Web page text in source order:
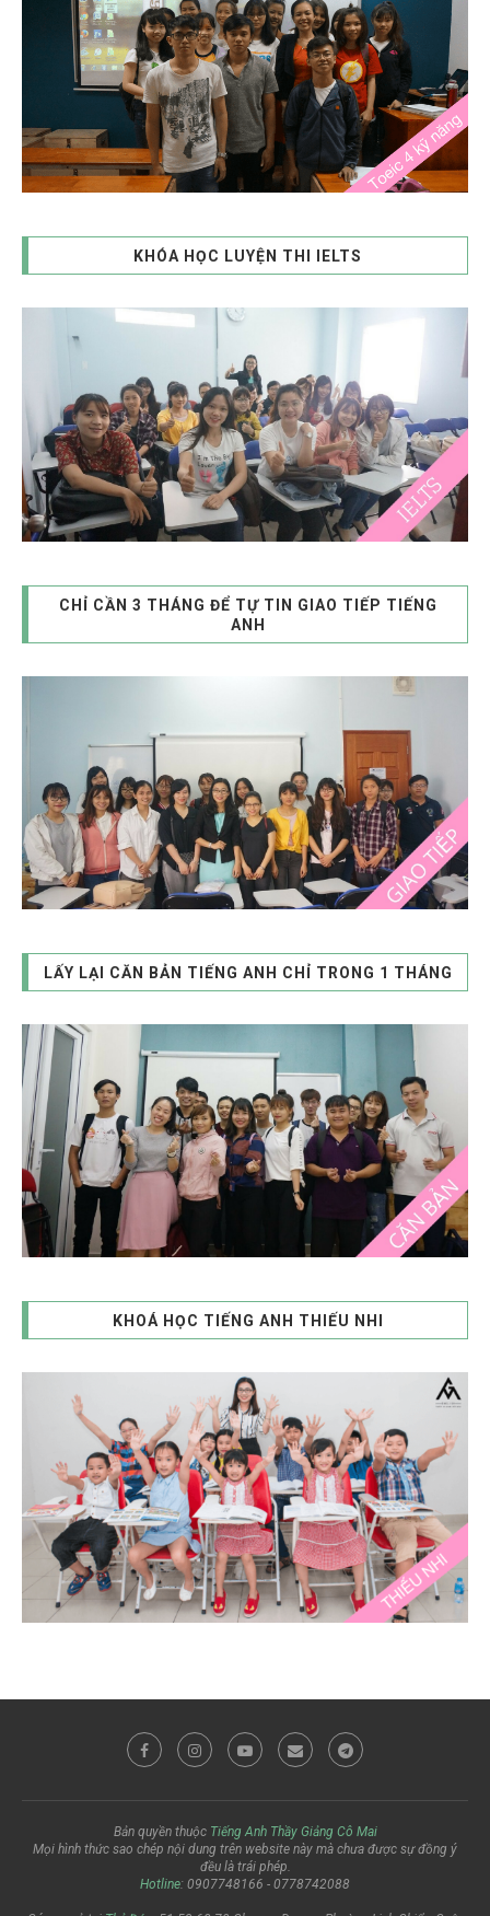
KHÓA HỌC LUYỆN THI IELTS
CHỈ CẦN 3 THÁNG ĐỂ TỰ TIN GIAO TIẾP TIẾNG
ANH
LẤY LẠI CĂN BẢN TIẾNG ANH CHỈ TRONG 1 THÁNG
KHOÁ HỌC TIẾNG ANH THIẾU NHI
Bản quyền thuộc Tiếng Anh Thầy Giảng Cô Mai
Mọi hình thức sao chép nội dung trên website này mà chưa được sự đồng ý
đều là trái phép.
Hotline: 0907748166 - 0778742088